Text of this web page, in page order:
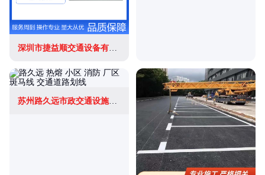
深圳市捷益顺交通设备有限公司
苏州路久远市政交通设施有限公司